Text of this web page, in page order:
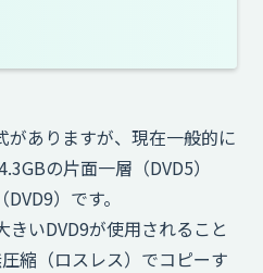
がありますが、現在一般的に
の片面一層（DVD5）
）です。
いDVD9が使用されること
縮（ロスレス）でコピーす